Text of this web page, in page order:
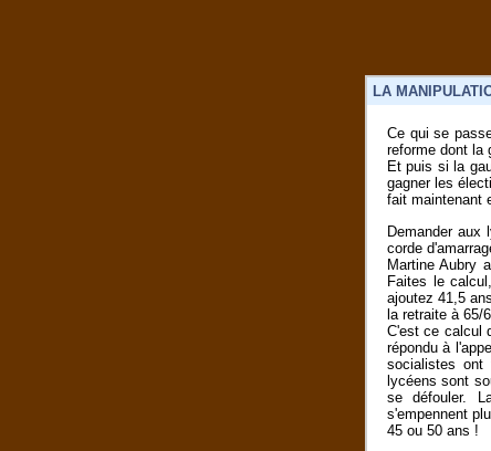
LA
Ce qui se
reforme dont la
Et puis si la
gagner les
fait maintenant
Demander aux
corde
Martine Aubry
Faites le
ajoutez 41,5
la retraite à 65/
C'est ce calcul
répondu à
socialistes ont
lycéens sont
se défouler.
s'empennent
45 ou 50 ans !